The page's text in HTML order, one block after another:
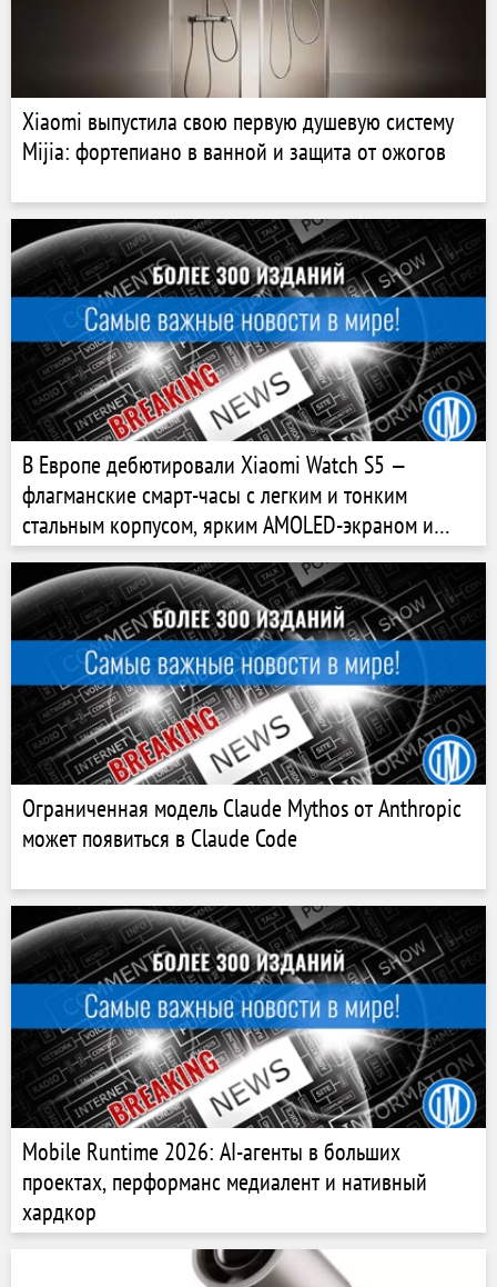
Xiaomi выпустила свою первую душевую систему
Mijia: фортепиано в ванной и защита от ожогов
В Европе дебютировали Xiaomi Watch S5 —
флагманские смарт-часы с легким и тонким
стальным корпусом, ярким AMOLED-экраном и
автономностью до 21 дня
Ограниченная модель Claude Mythos от Anthropic
может появиться в Claude Code
Mobile Runtime 2026: AI-агенты в больших
проектах, перформанс медиалент и нативный
хардкор